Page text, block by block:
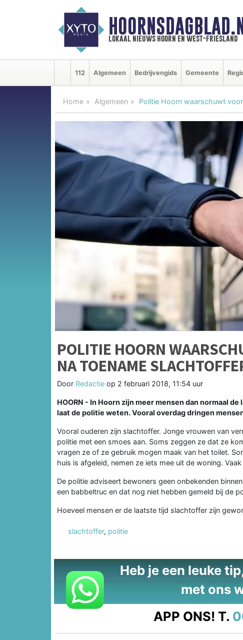
lokaal nieuws hoorn en west-friesland
112 Algemeen Bedrijvengids Gemeente
Home Algemeen Politie Hoorn waarschuwt
POLITIE HOORN
NA TOENAME
Door Redactie op 2 februari 2018, 11:54 uur
HOORN - In Hoorn zijn meer mensen dan normaal
laat de politie weten. Vooral overdag dringen
Vooral ouderen zijn slachtoffer. Jonge vrouwen van
politie met een smoes aan. Soms zeggen ze dat ze
vragen ze of ze gebruik mogen maak van het toilet.
huis is afgeleid, nemen ze iets mee uit de woning.
De politie adviseert bewoners geen onbekenden
een babbeltruc en dat nog niet hebben gemeld bij de
Hoeveel mensen er de laatste tijd slachtoffer zijn
slachtoffer, politie
Heb je een leuke
met ons
APP ONS! T.